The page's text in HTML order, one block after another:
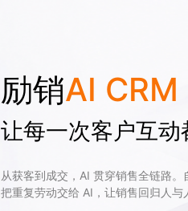
励销AI CRM
让每一次客户互动
从获客到成交，AI 贯穿销售全链路
把重复劳动交给 AI，让销售回归人与